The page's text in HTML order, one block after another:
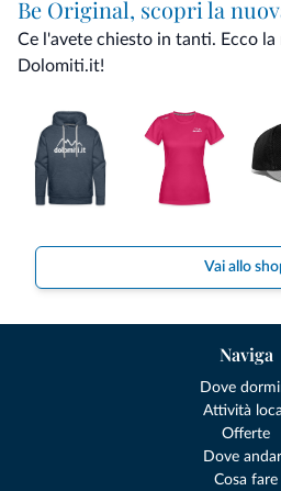
Be Original, scopri la
Ce l'avete chiesto in tanti. Ecco
Dolomiti.it!
Vai allo
Naviga
Dove
Attività
Offerte
Dove
Cosa fare